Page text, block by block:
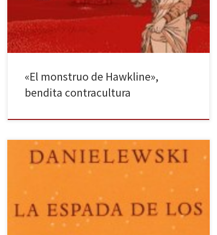
una editorial, en este caso la fabulosa Blackie Books, por
recuperar -tras veinte años de la […]
«El monstruo de Hawkline»,
bendita contracultura
El autor de La casa de hojas nos deleita de nuevo con un cuento
siniestro en el que la lírica de su prosa se torna indisoluble a la
belleza de su forma. Como en la anterior y exitosa obra de Mark Z.
Danielewski hay que celebrar el esfuerzo y mimo […]